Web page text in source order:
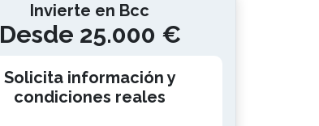
Invierte en Bcc
Desde 25.000 €
Solicita información y
condiciones reales